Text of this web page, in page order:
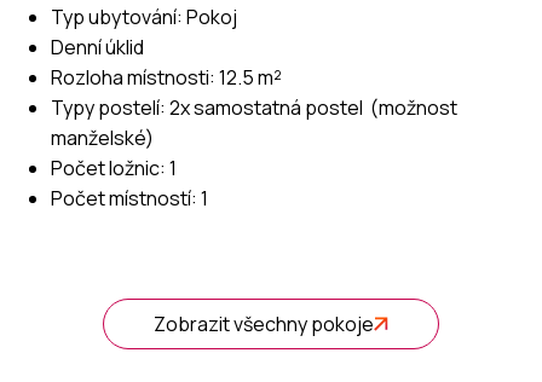
Typ ubytování: Pokoj
Denní úklid
Rozloha místnosti: 12.5 m²
Typy postelí: 2x samostatná postel (možnost
manželské)
Počet ložnic: 1
Počet místností: 1
Zobrazit všechny pokoje